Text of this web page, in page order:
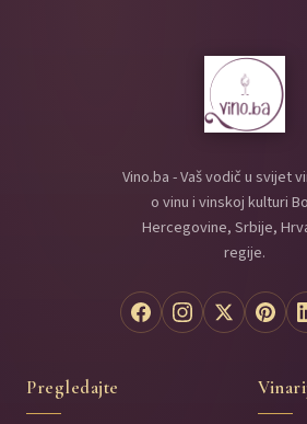
Vino.ba - Vaš vodič u svijet
o vinu i vinskoj kulturi
Hercegovine, Srbije,
regije.
Pregledajte